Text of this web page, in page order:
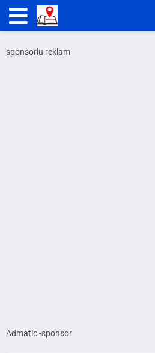
sponsorlu reklam
Admatic -sponsor